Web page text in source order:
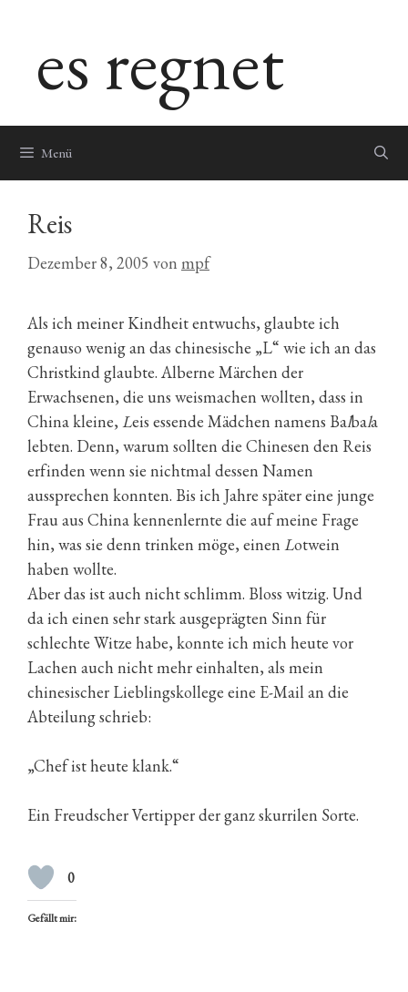
springenes regnet
Menü
Reis
Dezember 8, 2005 von mpf
Als ich meiner Kindheit entwuchs, glaubte ich
genauso wenig an das chinesische „L“ wie ich an das
Christkind glaubte. Alberne Märchen der
Erwachsenen, die uns weismachen wollten, dass in
China kleine, Leis essende Mädchen namens Balbala
lebten. Denn, warum sollten die Chinesen den Reis
erfinden wenn sie nichtmal dessen Namen
aussprechen konnten. Bis ich Jahre später eine junge
Frau aus China kennenlernte die auf meine Frage
hin, was sie denn trinken möge, einen Lotwein
haben wollte.
Aber das ist auch nicht schlimm. Bloss witzig. Und
da ich einen sehr stark ausgeprägten Sinn für
schlechte Witze habe, konnte ich mich heute vor
Lachen auch nicht mehr einhalten, als mein
chinesischer Lieblingskollege eine E-Mail an die
Abteilung schrieb:
„Chef ist heute klank.“
Ein Freudscher Vertipper der ganz skurrilen Sorte.
0
Gefällt mir: